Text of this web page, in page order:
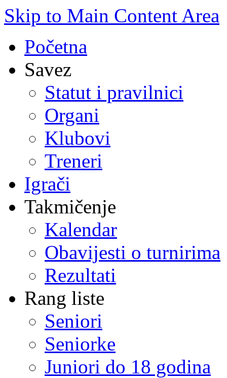
Skip to Main Content Area
Početna
Savez
Statut i pravilnici
Organi
Klubovi
Treneri
Igrači
Takmičenje
Kalendar
Obavijesti o turnirima
Rezultati
Rang liste
Seniori
Seniorke
Juniori do 18 godina